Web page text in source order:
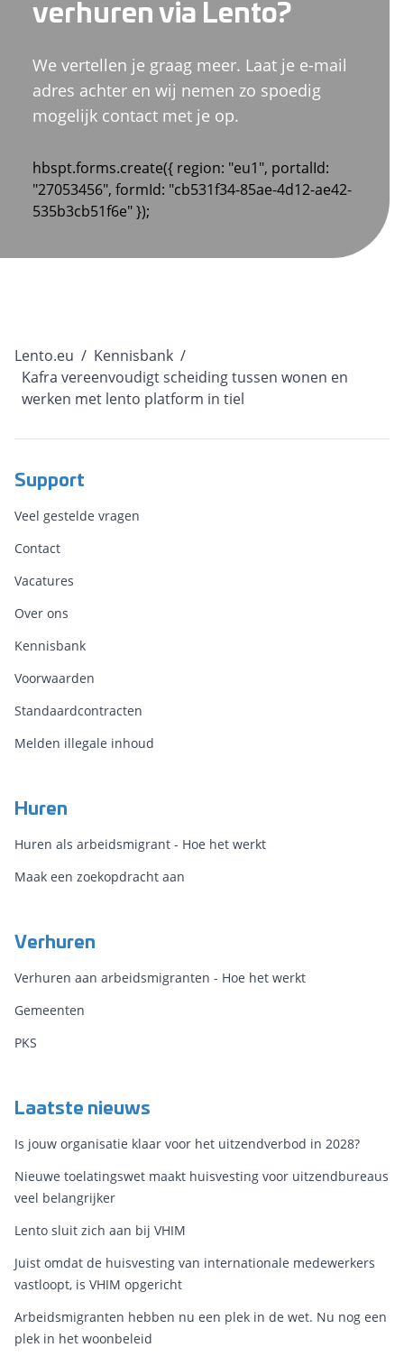
verhuren via Lento?
We vertellen je graag meer. Laat je e-mail
adres achter en wij nemen zo spoedig
mogelijk contact met je op.
hbspt.forms.create({ region: "eu1", portalId:
"27053456", formId: "cb531f34-85ae-4d12-ae42-
535b3cb51f6e" });
Lento.eu / Kennisbank /
Kafra vereenvoudigt scheiding tussen wonen en
werken met lento platform in tiel
Support
Veel gestelde vragen
Contact
Vacatures
Over ons
Kennisbank
Voorwaarden
Standaardcontracten
Melden illegale inhoud
Huren
Huren als arbeidsmigrant - Hoe het werkt
Maak een zoekopdracht aan
Verhuren
Verhuren aan arbeidsmigranten - Hoe het werkt
Gemeenten
PKS
Laatste nieuws
Is jouw organisatie klaar voor het uitzendverbod in 2028?
Nieuwe toelatingswet maakt huisvesting voor uitzendbureaus
veel belangrijker
Lento sluit zich aan bij VHIM
Juist omdat de huisvesting van internationale medewerkers
vastloopt, is VHIM opgericht
Arbeidsmigranten hebben nu een plek in de wet. Nu nog een
plek in het woonbeleid